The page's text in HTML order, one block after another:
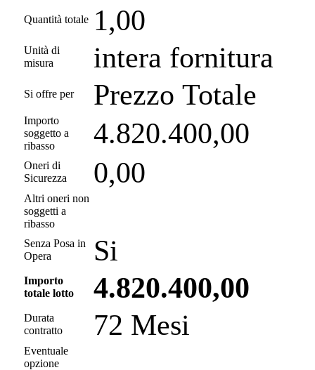
Quantità totale 1,00
Unità di
misura
intera fornitura
Si offre per Prezzo Totale
Importo
soggetto a
ribasso
4.820.400,00
Oneri di
Sicurezza
0,00
Altri oneri non
soggetti a
ribasso
Senza Posa in
Opera
Si
Importo
totale lotto
4.820.400,00
Durata
contratto
72 Mesi
Eventuale
opzione